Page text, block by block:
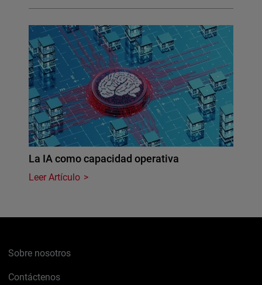
La IA como capacidad operativa
Leer Artículo
Sobre nosotros
Contáctenos